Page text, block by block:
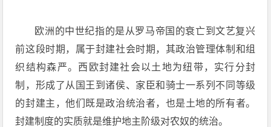
欧洲的中世纪指的是从罗马帝国的衰亡到文艺复兴
前这段时期，属于封建社会时期，其政治管理体制和组
织结构森严。西欧封建社会以土地为纽带，实行分封
制，形成了从国王到诸侯、家臣和骑士一系列不同等级
的封建主，他们既是政治统治者，也是土地的所有者。
封建制度的实质就是维护地主阶级对农奴的统治。